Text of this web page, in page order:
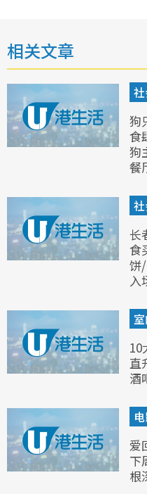
相关文章
狗
食
狗
餐
长
食
饼
入
10
直
酒
爱
下
根